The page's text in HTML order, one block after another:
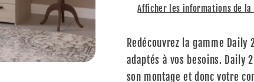
+
+
Afficher les informations de la
Redécouvrez la gamme
adaptés à vos besoins. Daily
son montage et donc votre